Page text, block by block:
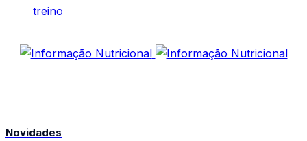
treino
Novidades